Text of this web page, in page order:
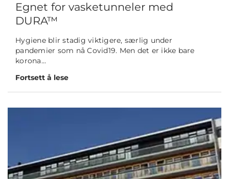
Egnet for vasketunneler med
DURA™
Hygiene blir stadig viktigere, særlig under
pandemier som nå Covid19. Men det er ikke bare
korona...
Fortsett å lese